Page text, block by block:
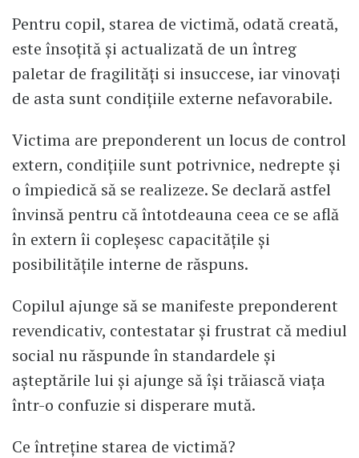
Pentru copil, starea de victimă, odată creată,
este însoțită și actualizată de un întreg
paletar de fragilități si insuccese, iar vinovați
de asta sunt condițiile externe nefavorabile.
Victima are preponderent un locus de control
extern, condițiile sunt potrivnice, nedrepte și
o împiedică să se realizeze. Se declară astfel
învinsă pentru că întotdeauna ceea ce se află
în extern îi copleșesc capacitățile și
posibilitățile interne de răspuns.
Copilul ajunge să se manifeste preponderent
revendicativ, contestatar și frustrat că mediul
social nu răspunde în standardele și
așteptările lui și ajunge să își trăiască viața
într-o confuzie si disperare mută.
Ce întreține starea de victimă?